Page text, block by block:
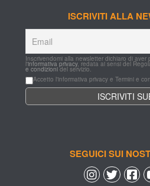
ISCRIVITI ALLA
Inscrivendomi alla newsletter dichiaro di aver
l'informativa privacy, redata ai sensi del
e condizioni del servizio.
Accetto l'informativa privacy e Termini e
SEGUICI SUI